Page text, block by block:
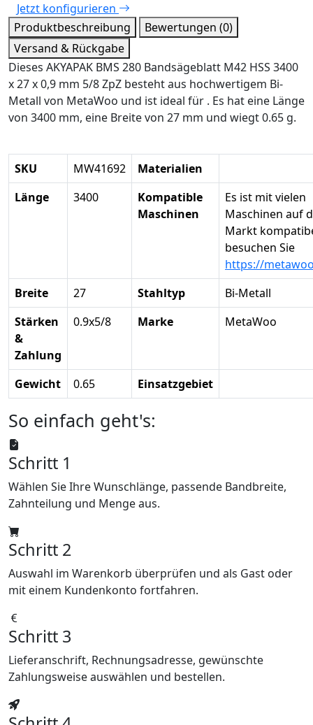
Jetzt konfigurieren
Produktbeschreibung
Bewertungen (0)
Versand & Rückgabe
Dieses AKYAPAK BMS 280 Bandsägeblatt M42 HSS 3400
x 27 x 0,9 mm 5/8 ZpZ besteht aus hochwertigem Bi-
Metall von MetaWoo und ist ideal für . Es hat eine Länge
von 3400 mm, eine Breite von 27 mm und wiegt 0.65 g.
SKU MW41692
Materialien
Länge
3400
Kompatible
Maschinen
Es ist mit vielen
Maschinen auf
Markt
besuchen Sie
https://
Breite
27 Stahltyp
Bi-Metall
Stärken
&
Zahlung
0.9x5/8 Marke MetaWoo
Gewicht 0.65 Einsatzgebiet
So einfach geht's:
Schritt 1
Wählen Sie Ihre Wunschlänge, passende Bandbreite,
Zahnteilung und Menge aus.
Schritt 2
Auswahl im Warenkorb überprüfen und als Gast oder
mit einem Kundenkonto fortfahren.
Schritt 3
Lieferanschrift, Rechnungsadresse, gewünschte
Zahlungsweise auswählen und bestellen.